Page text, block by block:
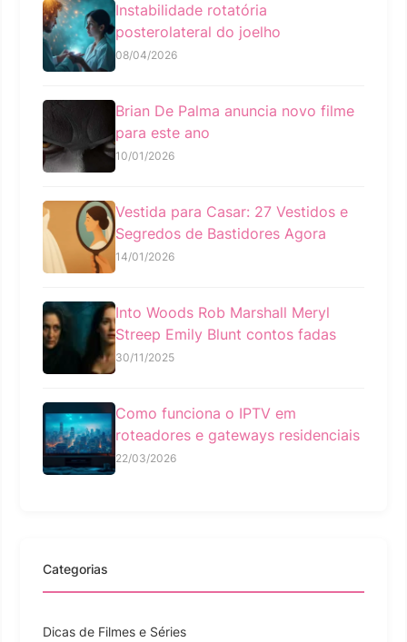
Instabilidade rotatória
posterolateral do joelho
08/04/2026
Brian De Palma anuncia novo filme
para este ano
10/01/2026
Vestida para Casar: 27 Vestidos e
Segredos de Bastidores Agora
14/01/2026
Into Woods Rob Marshall Meryl
Streep Emily Blunt contos fadas
30/11/2025
Como funciona o IPTV em
roteadores e gateways residenciais
22/03/2026
Categorias
Dicas de Filmes e Séries